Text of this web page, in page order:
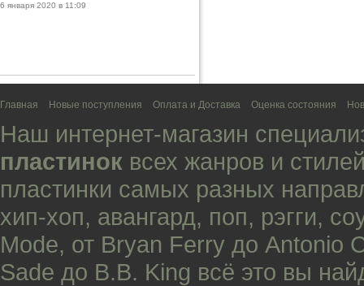
6 января 2020 в 11:09
Главная Новые поступления Оплата и Доставка Оценка состояния
Наш интернет-магазин
пластинок всех жанров и
пластинки самых разных
хип-хоп, авангард, поп, рэгги,
Mode, от Bryan Ferry до Antonio
Sade до B.B. King всё это вы